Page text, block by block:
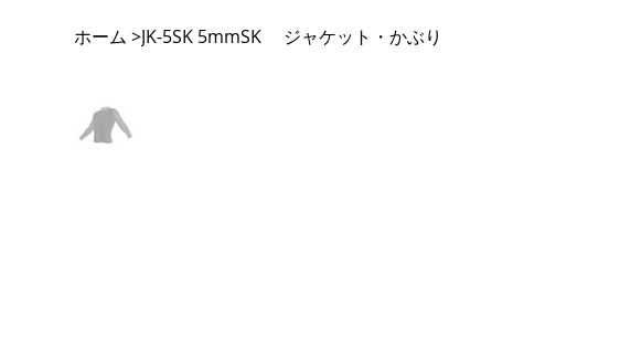
ホーム >JK-5SK 5mmSK ジャケット・かぶり